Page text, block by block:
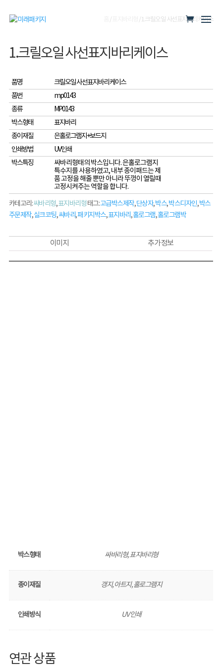
/ / 1.크릴오일 사선표지바리케이스
1.크릴오일 사선표지바리케이스
품명
크릴오일 사선표지바리 케이스
품번
mp0143
종류
MP0143
박스형태
표지바리
종이재질
은홀로그램지+보드지
인쇄방법
UV인쇄
박스특징
싸바리형태의 박스입니다. 은홀로그램지
특수지를 사용하였고, 내부 종이패드는 제
품 고정을 해줄 뿐만 아니라 뚜껑이 열릴때
고정시켜주는 역할을 합니다.
카테고리:싸바리형,표지바리형태그:고급박스제작,단상자,박스,박스디자인,박스
주문제작,실크코팅,싸바리,패키지박스,표지바리,홀로그램,홀로그램박
이미지 추가 정보
박스형태 싸바리형, 표지바리형
종이재질 갱지, 아트지, 홀로그램지
인쇄방식 UV 인쇄
연관 상품